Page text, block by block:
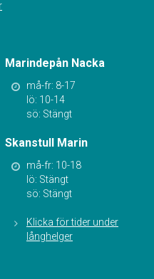
Marindepån Nacka
må-fr: 8-17
lö: 10-14
sö: Stängt
Skanstull Marin
må-fr: 10-18
lö: Stängt
sö: Stängt
Klicka för tider under
långhelger